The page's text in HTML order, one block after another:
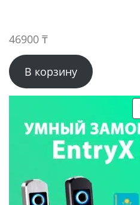
46900 ₸
В корзину